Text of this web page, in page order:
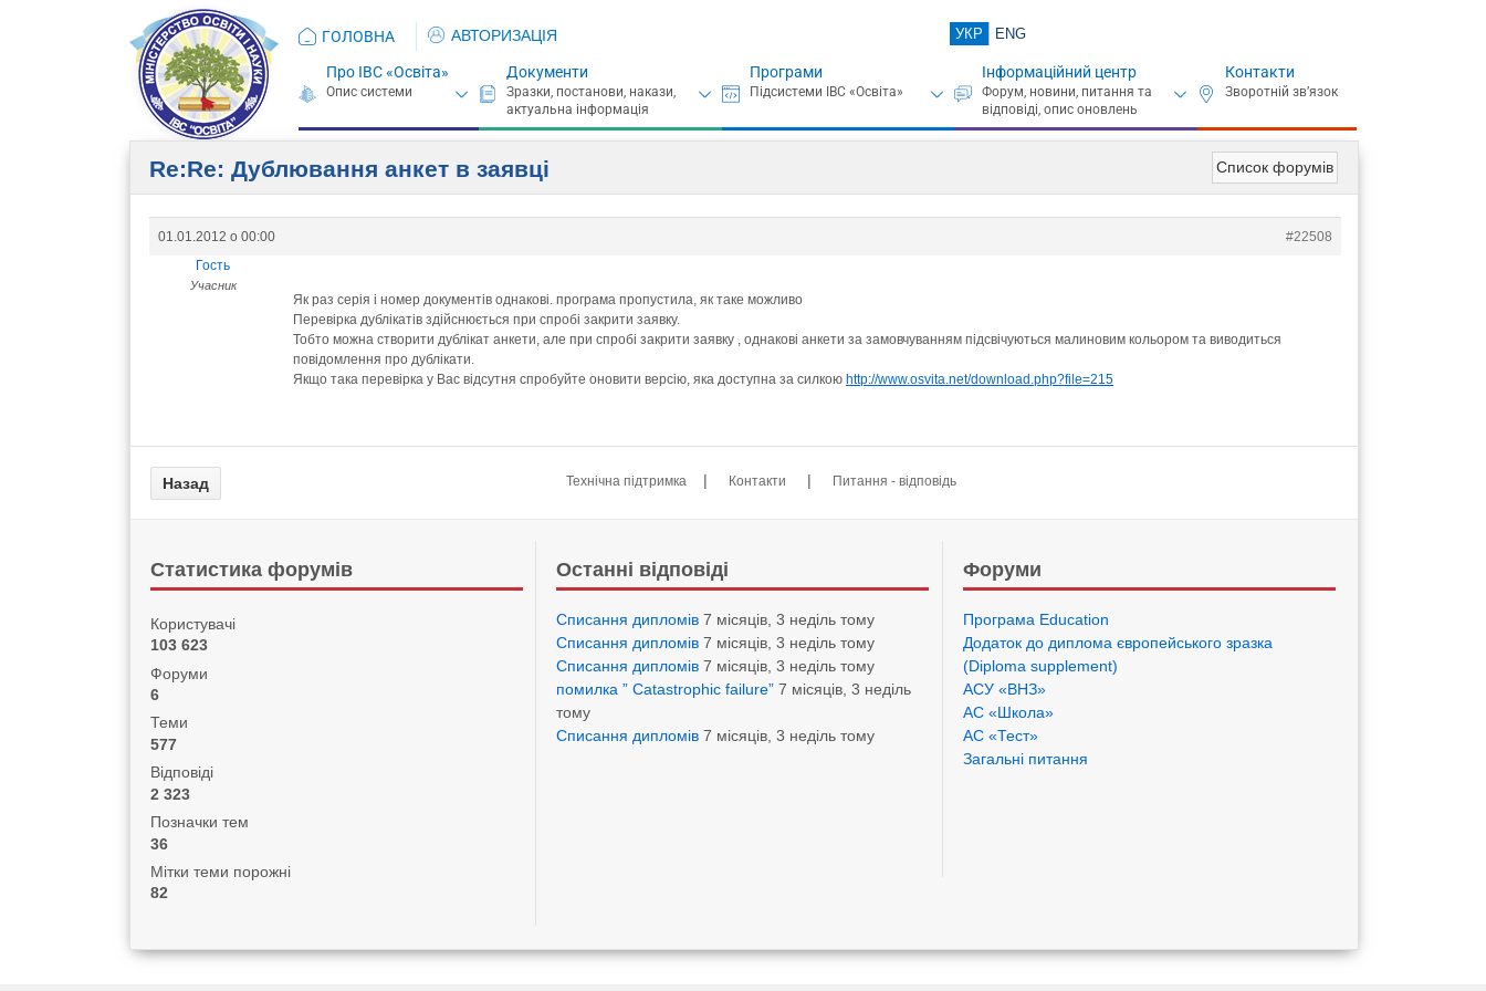
ГОЛОВНА АВТОРИЗАЦІЯ УКР ENG
Про ІВС «Освіта» Документи Програми Інформаційний центр Контакти
Список форумів
Re:Re: Дублювання анкет в заявці
01.01.2012 о 00:00
#22508
Гость
Учасник
Як раз серія і номер документів однакові. програма пропустила, як таке можливо
Перевірка дублікатів здійснюється при спробі закрити заявку.
Тобто можна створити дублікат анкети, але при спробі закрити заявку , однакові анкети за замовчуванням підсвічуються малиновим кольором та виводиться
повідомлення про дублікати.
Якщо така перевірка у Вас відсутня спробуйте оновити версію, яка доступна за силкою http://www.osvita.net/download.php?file=215
Технічна підтримка | Контакти | Питання - відповідь
Статистика форумів
Користувачі
103 623
Форуми
6
Теми
577
Відповіді
2 323
Позначки тем
36
Мітки теми порожні
82
Останні відповіді
Списання дипломів 7 місяців, 3 неділь тому
Списання дипломів 7 місяців, 3 неділь тому
Списання дипломів 7 місяців, 3 неділь тому
помилка ” Catastrophic failure” 7 місяців, 3 неділь
тому
Списання дипломів 7 місяців, 3 неділь тому
Форуми
Програма Eduсation
Додаток до диплома європейського зразка
(Diploma supplement)
АСУ «ВНЗ»
АС «Школа»
АС «Тест»
Загальні питання